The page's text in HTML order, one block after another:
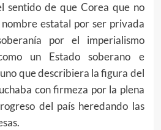
sentido de que Corea que no
estatal por ser privada
por el imperialismo
un Estado soberano e
que describiera la figura del
con firmeza por la plena
del país heredando las